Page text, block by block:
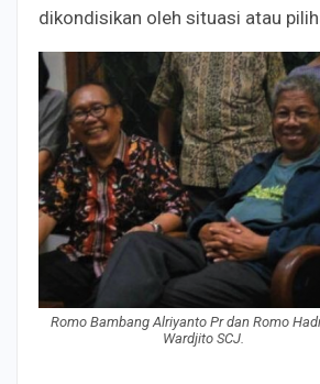
dikondisikan oleh situasi atau
Romo Bambang Alriyanto Pr dan Romo
Wardjito SCJ.